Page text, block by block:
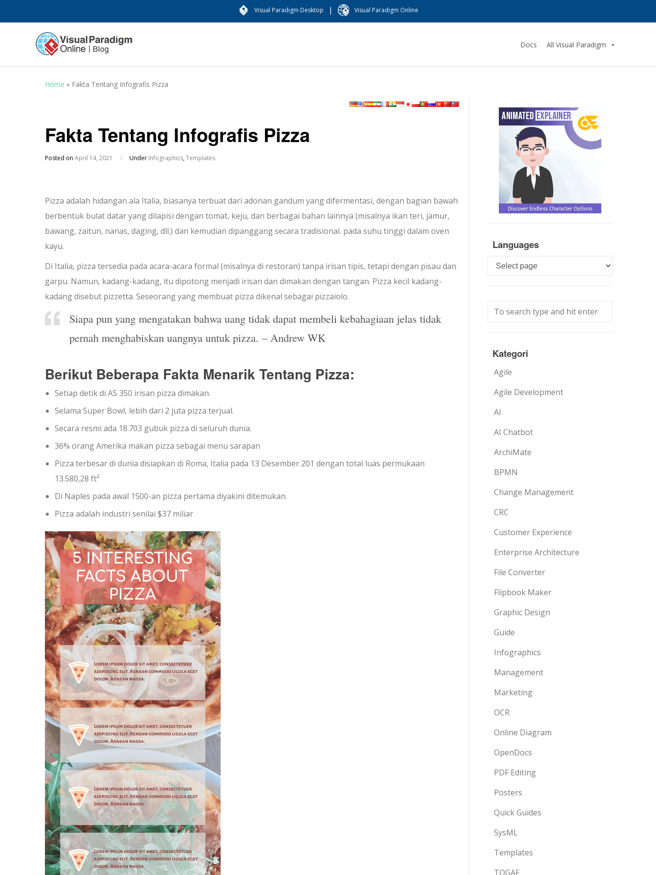
Visual Paradigm Desktop | Visual Paradigm Online
Docs All Visual Paradigm
Home » Fakta Tentang Infografis Pizza
Fakta Tentang Infografis Pizza
Posted on April 14, 2021 / Under Infographics,Templates
Pizza adalah hidangan ala Italia, biasanya terbuat dari adonan gandum yang difermentasi, dengan bagian bawah
berbentuk bulat datar yang dilapisi dengan tomat, keju, dan berbagai bahan lainnya (misalnya ikan teri, jamur,
bawang, zaitun, nanas, daging, dll.) dan kemudian dipanggang secara tradisional. pada suhu tinggi dalam oven
kayu.
Di Italia, pizza tersedia pada acara-acara formal (misalnya di restoran) tanpa irisan tipis, tetapi dengan pisau dan
garpu. Namun, kadang-kadang, itu dipotong menjadi irisan dan dimakan dengan tangan. Pizza kecil kadang-
kadang disebut pizzetta. Seseorang yang membuat pizza dikenal sebagai pizzaiolo.
Siapa pun yang mengatakan bahwa uang tidak dapat membeli kebahagiaan jelas tidak
pernah menghabiskan uangnya untuk pizza. – Andrew WK
Berikut Beberapa Fakta Menarik Tentang Pizza:
Setiap detik di AS 350 irisan pizza dimakan.
Selama Super Bowl, lebih dari 2 juta pizza terjual.
Secara resmi ada 18.703 gubuk pizza di seluruh dunia.
36% orang Amerika makan pizza sebagai menu sarapan
Pizza terbesar di dunia disiapkan di Roma, Italia pada 13 Desember 201 dengan total luas permukaan
13.580,28 ft²
Di Naples pada awal 1500-an pizza pertama diyakini ditemukan.
Pizza adalah industri senilai $37 miliar
Languages
Languages
Kategori
Agile
Agile Development
AI
AI Chatbot
ArchiMate
BPMN
Change Management
CRC
Customer Experience
Enterprise Architecture
File Converter
Flipbook Maker
Graphic Design
Guide
Infographics
Management
Marketing
OCR
Online Diagram
OpenDocs
PDF Editing
Posters
Quick Guides
SysML
Templates
TOGAF